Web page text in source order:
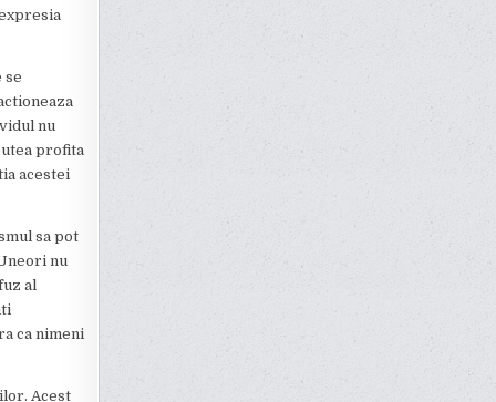
se
nu
profita
acestei
sa pot
nu
al
ca nimeni
Acest